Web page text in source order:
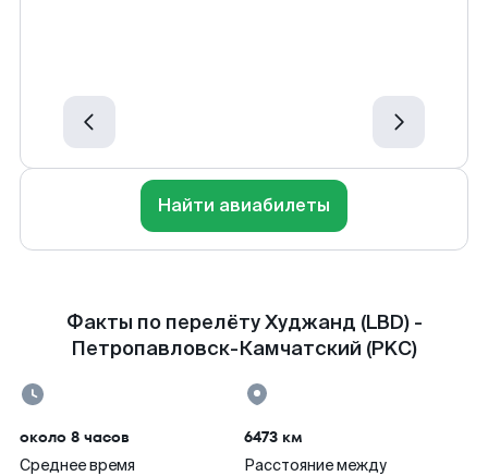
Найти авиабилеты
Факты по перелёту Худжанд (LBD) -
Петропавловск-Камчатский (PKC)
около 8 часов
Среднее время
6473 км
Расстояние между